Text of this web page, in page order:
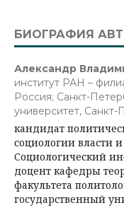
БИОГРАФИЯ
Александр
институт РАН –
Россия; Санкт-
университет, Санкт-
кандидат
социологии власти
Социологический
доцент кафедры
факультета
государственный